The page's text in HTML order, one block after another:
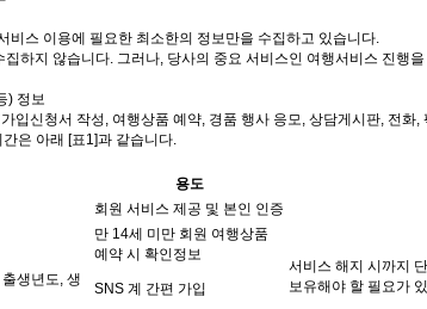
스 이용에 필요한 최소한의 정보만을 수집하고 있습니다.
하지 않습니다. 그러나, 당사의 중요 서비스인 여행서비스 진행
) 정보
신청서 작성, 여행상품 예약, 경품 행사 응모, 상담게시판, 전
은 아래 [표1]과 같습니다.
용도
회원 서비스 제공 및 본인 인증
서비스 해지 시까지
보유해야 할 필요가
만 14세 미만 회원 여행상품
예약 시 확인정보
생년도, 생
SNS 계 간편 가입